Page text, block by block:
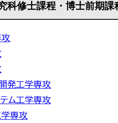
科修士課程・博士前期課
発工学専攻
ム工学専攻
専攻